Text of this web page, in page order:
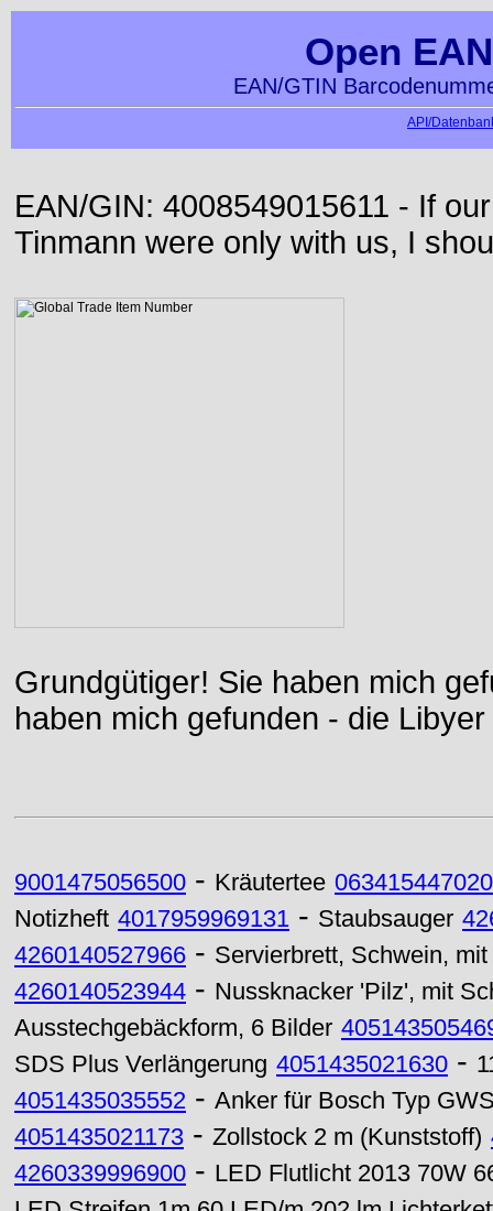
Open
EAN/GTIN
API/
EAN/GIN: 4008549015611 - If
Tinmann were only with us, I
Grundgütiger! Sie haben mich
haben mich gefunden - die
9001475056500 - Kräutertee
Notizheft 4017959969131 - Staubsauger
4260140527966 - Servierbrett, Schwein,
4260140523944 - Nussknacker 'Pilz', mit
Ausstechgebäckform, 6 Bilder
SDS Plus Verlängerung 4051435021630 -
4051435035552 - Anker für Bosch Typ
4051435021173 - Zollstock 2 m (Kunststoff)
4260339996900 - LED Flutlicht 2013 70W